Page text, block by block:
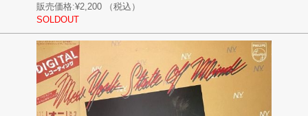
販売価格:¥2,200
（税込）
SOLDOUT